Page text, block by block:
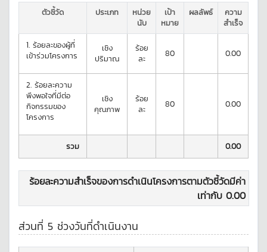
ตัวชี้วัด ประเภท
หน่วย
นับ
เป้า
หมาย
ผลลัพธ์
ความ
สำเร็จ
1. ร้อยละของผู้ที่
เข้าร่วมโครงการ
เชิง
ปริมาณ
ร้อย
ละ
80 0.00
2. ร้อยละความ
พึงพอใจที่มีต่อ
กิจกรรมของ
โครงการ
เชิง
คุณภาพ
ร้อย
ละ
80 0.00
รวม 0.00
ร้อยละความสำเร็จของการดำเนินโครงการตามตัวชี้วัดมีค่า
เท่ากับ 0.00
ส่วนที่ 5 ช่วงวันที่ดำเนินงาน